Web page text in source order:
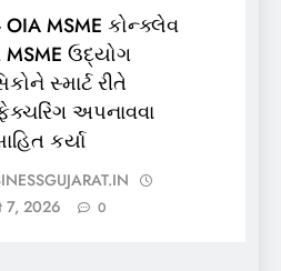
OIA MSME કોન્ક્લેવ
ઉદ્યોગ
સ્માર્ટ રીતે
અપનાવવા
કર્યા
7, 2026
0